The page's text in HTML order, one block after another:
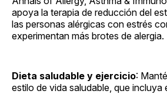
apoya la terapia de reducción del
las personas alérgicas con estrés
experimentan más brotes de alergia.
Dieta saludable y ejercicio:
estilo de vida saludable, que incluya